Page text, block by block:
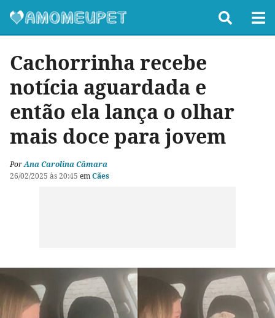
Cachorrinha recebe
notícia aguardada e
então ela lança o olhar
mais doce para jovem
PorAna Carolina Câmara
26/02/2025 às 20:45 emCães